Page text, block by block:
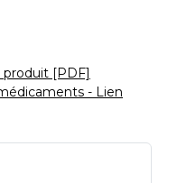
produit [PDF]
- Lien